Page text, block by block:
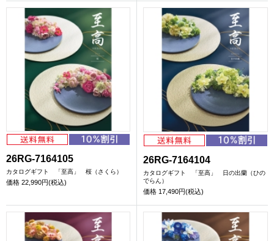
26RG-7164105
カタログギフト 「至高」 桜（さくら）
価格 22,990円(税込)
26RG-7164104
カタログギフト 「至高」 日の出蘭（ひの
でらん）
価格 17,490円(税込)